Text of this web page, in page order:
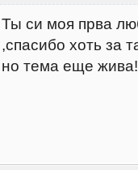
Ты си моя прва
,спасибо хоть за
но тема еще жива!